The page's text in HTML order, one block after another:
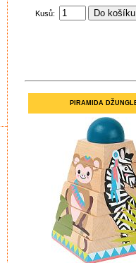
Kusů:
PIRAMIDA